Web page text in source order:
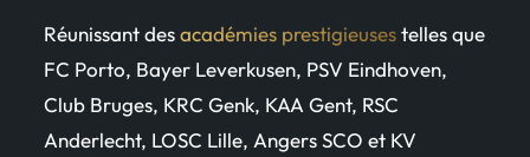
Réunissant desacadémies prestigieusestelles que
FC Porto, Bayer Leverkusen, PSV Eindhoven,
Club Bruges, KRC Genk, KAA Gent, RSC
Anderlecht, LOSC Lille, Angers SCO et KV